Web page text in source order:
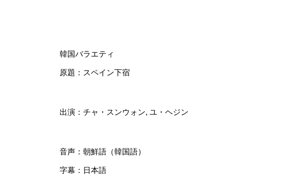
韓国バラエティ
原題：スペイン下宿
出演：チャ・スンウォン, ユ・ヘジン
音声：朝鮮語（韓国語）
字幕：日本語